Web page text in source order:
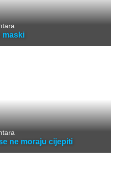
maski
ne moraju cijepiti